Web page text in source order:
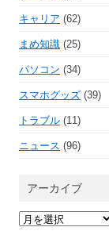
キャリア (62)
まめ知識 (25)
パソコン (34)
スマホグッズ (39)
トラブル (11)
ニュース (96)
アーカイブ
ア
ー